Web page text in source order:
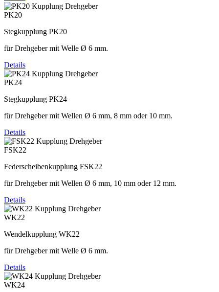
PK20
Stegkupplung PK20
für Drehgeber mit Welle Ø 6 mm.
Details
PK24
Stegkupplung PK24
für Drehgeber mit Wellen Ø 6 mm, 8 mm oder 10 mm.
Details
FSK22
Federscheibenkupplung FSK22
für Drehgeber mit Wellen Ø 6 mm, 10 mm oder 12 mm.
Details
WK22
Wendelkupplung WK22
für Drehgeber mit Welle Ø 6 mm.
Details
WK24